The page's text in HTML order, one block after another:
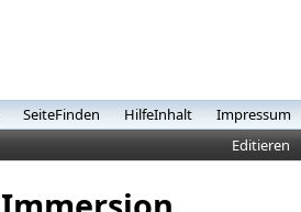
SeiteFinden HilfeInhalt Impressum
Editieren